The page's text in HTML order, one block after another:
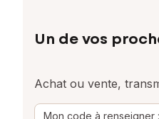
Un de vos
Achat ou vente,
Mon code à renseigner :